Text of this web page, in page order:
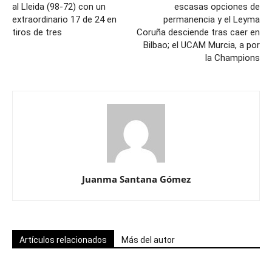
al Lleida (98-72) con un
extraordinario 17 de 24 en
tiros de tres
escasas opciones de
permanencia y el Leyma
Coruña desciende tras caer en
Bilbao; el UCAM Murcia, a por
la Champions
Juanma Santana Gómez
Artículos relacionados Más del autor